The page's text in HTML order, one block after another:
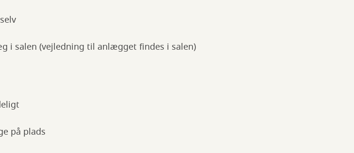
i salen (vejledning til anlægget findes i salen)
på plads